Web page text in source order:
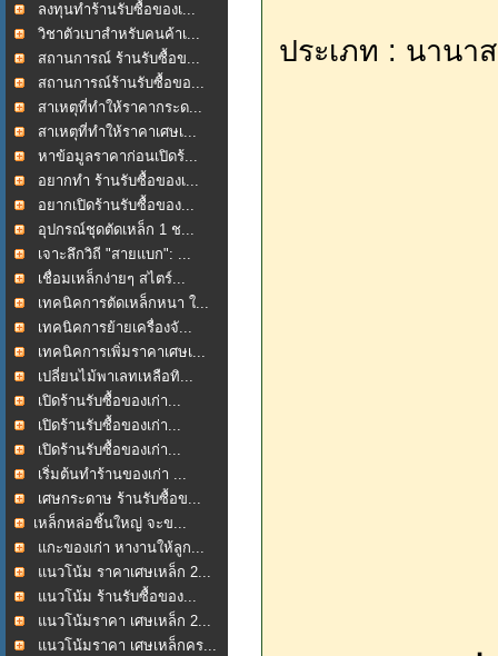
ลงทุนทำร้านรับซื้อของเ...
วิชาตัวเบาสำหรับคนค้าเ...
สถานการณ์ ร้านรับซื้อข...
สถานการณ์ร้านรับซื้อขอ...
สาเหตุที่ทำให้ราคากระด...
สาเหตุที่ทำให้ราคาเศษเ...
หาข้อมูลราคาก่อนเปิดร้...
อยากทำ ร้านรับซื้อของเ...
อยากเปิดร้านรับซื้อของ...
อุปกรณ์ชุดตัดเหล็ก 1 ช...
เจาะลึกวิถี "สายแบก": ...
เชื่อมเหล็กง่ายๆ สไตร์...
เทคนิคการตัดเหล็กหนา ใ...
เทคนิคการย้ายเครื่องจั...
เทคนิคการเพิ่มราคาเศษเ...
เปลี่ยนไม้พาเลทเหลือทิ...
เปิดร้านรับซื้อของเก่า...
เปิดร้านรับซื้อของเก่า...
เปิดร้านรับซื้อของเก่า...
เริ่มต้นทำร้านของเก่า ...
เศษกระดาษ ร้านรับซื้อข...
​เหล็กหล่อชิ้นใหญ่ จะข...
แกะของเก่า หางานให้ลูก...
แนวโน้ม ราคาเศษเหล็ก 2...
แนวโน้ม ร้านรับซื้อของ...
แนวโน้มราคา เศษเหล็ก 2...
แนวโน้มราคา เศษเหล็กคร...
ประเภท : นานา